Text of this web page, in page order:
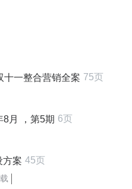
十一整合营销全案 75页
8月 ，第5期 6页
方案 45页